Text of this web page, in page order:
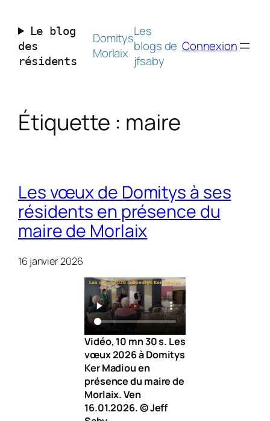
contenuLe blog
des
résidents
Domitys
Morlaix
Les
blogs de
jfsaby
Connexion
Étiquette : maire
Les vœux de Domitys à ses
résidents en présence du
maire de Morlaix
16 janvier 2026
Vidéo, 10 mn 30 s. Les
vœux 2026 à Domitys
Ker Madiou en
présence du maire de
Morlaix. Ven
16.01.2026. © Jeff